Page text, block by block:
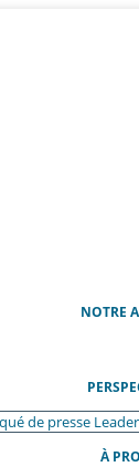
NOTRE
de presse
À